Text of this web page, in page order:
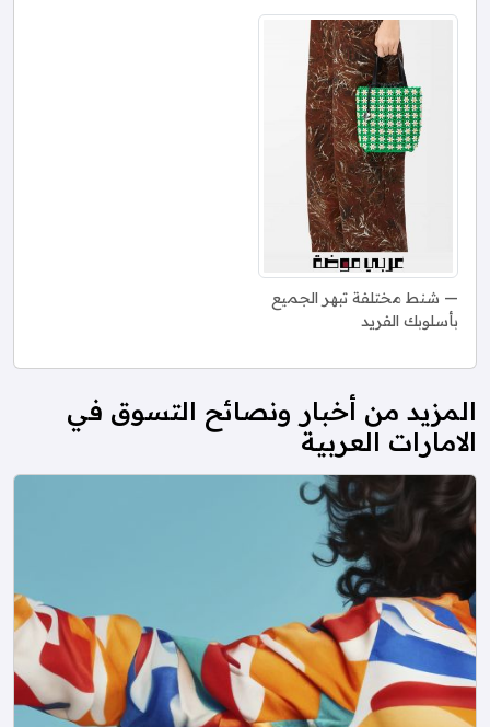
شنط مختلفة تبهر الجميع
بأسلوبك الفريد
المزيد من أخبار ونصائح التسوق في
الامارات العربية